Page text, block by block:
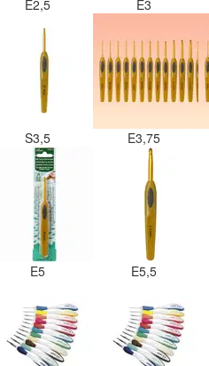
E2,5 E3
S3,5 E3,75
E5 E5,5